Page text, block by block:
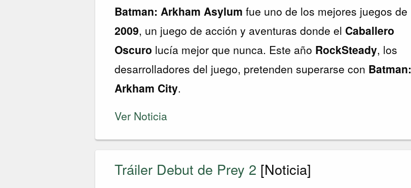
Batman: Arkham Asylum fue uno de los mejores juegos de
2009, un juego de acción y aventuras donde el Caballero
Oscuro lucía mejor que nunca. Este año RockSteady, los
desarrolladores del juego, pretenden superarse con Batman:
Arkham City.
Ver Noticia
Tráiler Debut de Prey 2 [Noticia]